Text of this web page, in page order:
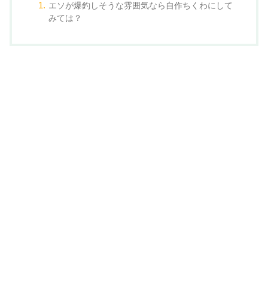
エソが爆釣しそうな雰囲気なら自作ちくわにして
みては？